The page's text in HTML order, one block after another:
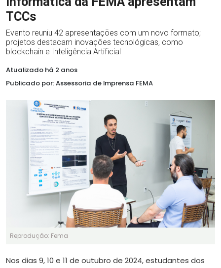
TCCs
Evento reuniu 42 apresentações com um novo formato;
projetos destacam inovações tecnológicas, como
blockchain e Inteligência Artificial
Atualizado há 2 anos
Publicado por: Assessoria de Imprensa FEMA
Reprodução: Fema
Nos dias 9, 10 e 11 de outubro de 2024, estudantes dos